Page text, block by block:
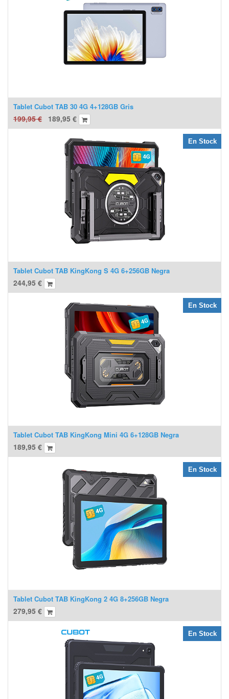
Tablet Cubot TAB 30 4G 4+128GB Gris
199,95€ 189,95 €
Tablet Cubot TAB KingKong S 4G 6+256GB Negra
244,95 €
En Stock
Tablet Cubot TAB KingKong Mini 4G 6+128GB Negra
189,95 €
En Stock
Tablet Cubot TAB KingKong 2 4G 8+256GB Negra
279,95 €
En Stock
En Stock